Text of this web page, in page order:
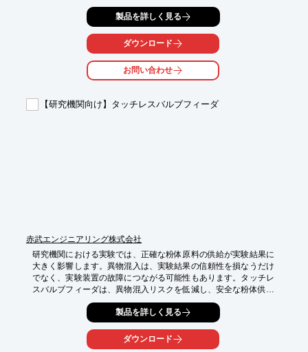
当社の「あわとり練太郎 大気圧タイプ ARE-310S」は、攪拌と脱
泡を同時に短時間で実現し、ナノマテリアルの粒子分散における
課題解決をサポートします。
【活用シーン】
・ナノ粒子の均一分散
・分散液の脱泡処理
【導入の効果】
製品を詳しく見る
ダウンロード
お問い合わせ
【研究機関向け】タッチレスバルブフィーダ
赤武エンジニアリング株式会社
研究機関における実験では、正確な粉体原料の供給が実験結果に
大きく影響します。異物混入は、実験結果の信頼性を損なうだけ
でなく、実験装置の故障につながる可能性もあります。タッチレ
スバルブフィーダは、異物混入リスクを低減し、安全な粉体供給
を実現します。
【活用シーン】
・実験における粉体原料供給
製品を詳しく見る
ダウンロード